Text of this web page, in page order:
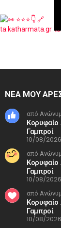
ΝΕΑ ΜΟΥ
από
Κορυφαίο
Γαμπροί
10/08/
από
Κορυφαίο
Γαμπροί
10/08/
από
Κορυφαίο
Γαμπροί
10/08/